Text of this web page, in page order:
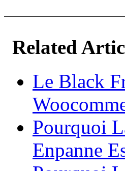
Related
Le Black
Pourquoi
Enpanne